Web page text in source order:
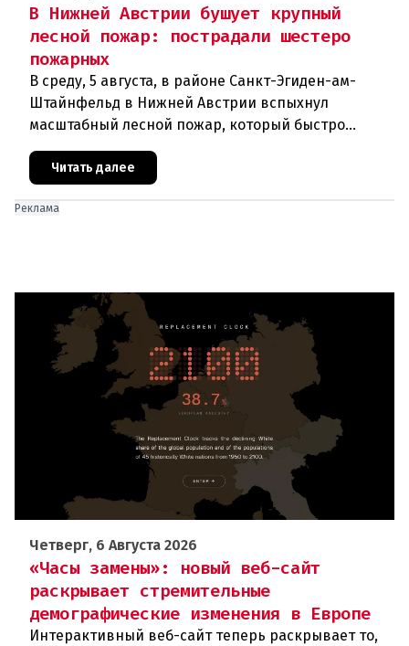
В Нижней Австрии бушует крупный
лесной пожар: пострадали шестеро
пожарных
В среду, 5 августа, в районе Санкт-Эгиден-ам-
Штайнфельд в Нижней Австрии вспыхнул
масштабный лесной пожар, который быстро
распространился на площадь около 100 гектаров.
В ходе тушения пострадали шесте
Читать далее
Реклама
Четверг, 6 Августа 2026
«Часы замены»: новый веб-сайт
раскрывает стремительные
демографические изменения в Европе
Интерактивный веб-сайт теперь раскрывает то,